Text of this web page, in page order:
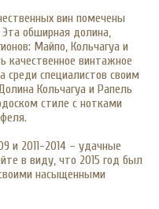
вин помечены
Эта обширная долина,
Майпо, Кольчагуа и
винтажное
среди специалистов своим
Кольчагуа и Рапель
стиле с нотками
и 2011-2014 – удачные
в виду, что 2015 год был
насыщенными